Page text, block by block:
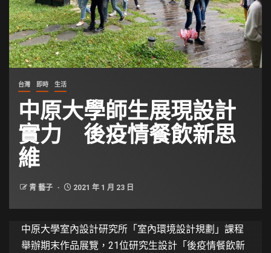
台灣 即時 生活
中原大學師生展現設計
實力 後疫情餐飲新思
維
青 藝子 2021 年 1 月 23 日
中原大學室內設計研究所「室內環境設計規劃」課程
舉辦期末作品展覽，21位研究生設計「後疫情餐飲新